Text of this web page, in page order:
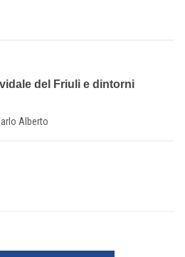
del Friuli e dintorni
Alberto